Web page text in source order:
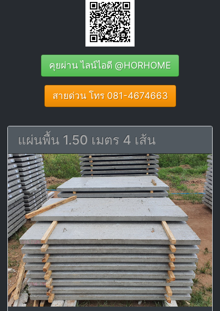
คุยผ่าน ไลน์ไอดี @HORHOME
สายด่วน โทร 081-4674663
แผ่นพื้น 1.50 เมตร 4 เส้น